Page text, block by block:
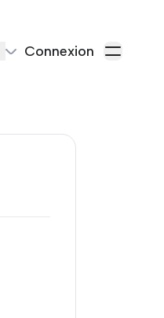
Connexion